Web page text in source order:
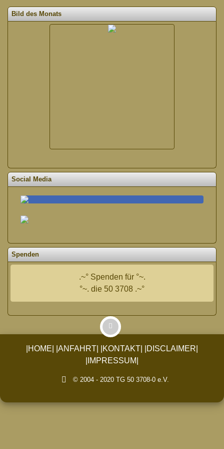
Bild des Monats
Social Media
Spenden
.~° Spenden für °~.
°~. die 50 3708 .~°
|HOME| |ANFAHRT| |KONTAKT|
|DISCLAIMER|
|IMPRESSUM|
© 2004 - 2020 TG 50 3708-0 e.V.